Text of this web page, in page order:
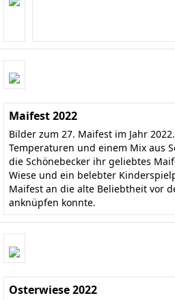
Maifest 2022
Bilder zum 27. Maifest im Jahr
Temperaturen und einem Mix aus
die Schönebecker ihr geliebtes
Wiese und ein belebter
Maifest an die alte Beliebtheit vor
anknüpfen konnte.
Osterwiese 2022